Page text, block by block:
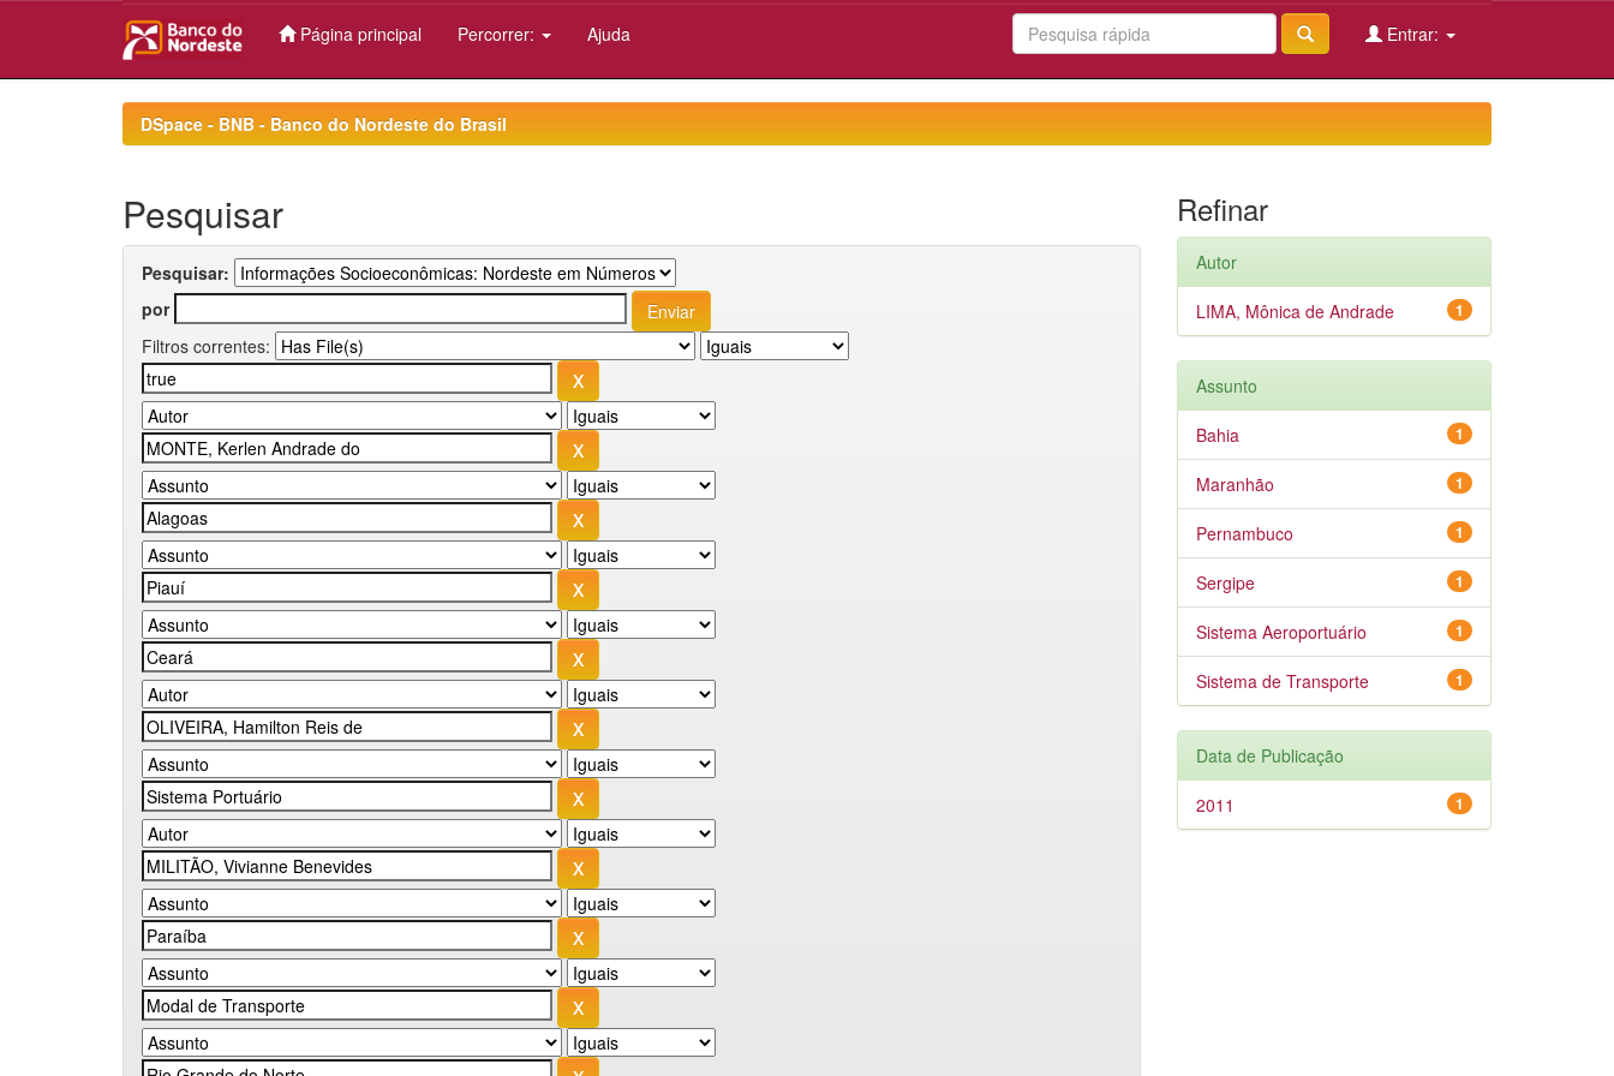
Página principal Percorrer: Ajuda Entrar:
DSpace - BNB - Banco do Nordeste do Brasil
Pesquisar
Pesquisar:
por
Filtros correntes:
Refinar
Autor
1
LIMA, Mônica de Andrade
Assunto
1
Bahia
1
Maranhão
1
Pernambuco
1
Sergipe
1
Sistema Aeroportuário
1
Sistema de Transporte
Data de Publicação
1
2011